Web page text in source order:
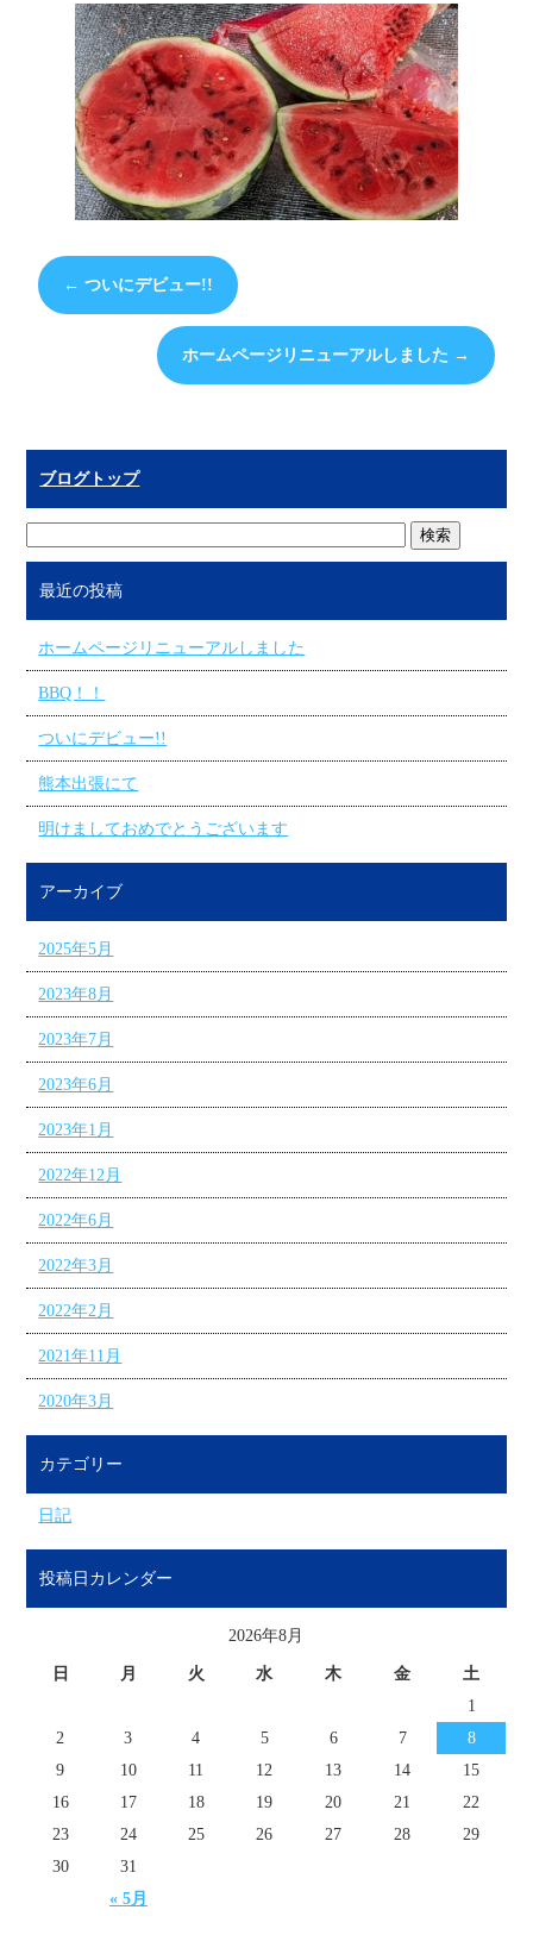
← ついにデビュー!!
ホームページリニューアルしました →
ブログトップ
最近の投稿
ホームページリニューアルしました
BBQ！！
ついにデビュー!!
熊本出張にて
明けましておめでとうございます
アーカイブ
2025年5月
2023年8月
2023年7月
2023年6月
2023年1月
2022年12月
2022年6月
2022年3月
2022年2月
2021年11月
2020年3月
カテゴリー
日記
投稿日カレンダー
2026年8月
日 月 火 水 木 金 土
« 5月
1
2
3 4 5 6 7
8
9
10 11 12 13 14
15
16
17 18 19 20 21
22
23
24 25 26 27 28
29
30
31